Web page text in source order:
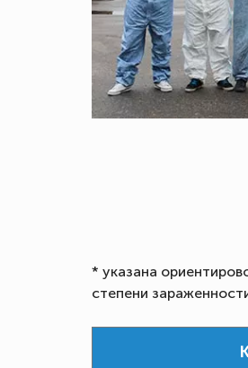
* указана
степени